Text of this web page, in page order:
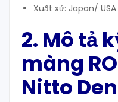
Xuất xứ: Japan/ USA
2. Mô tả
màng
Nitto